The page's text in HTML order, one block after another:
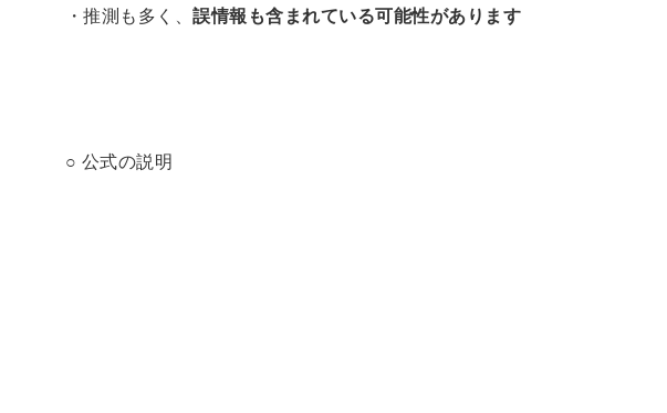
・推測も多く、誤情報も含まれている可能性があります
○ 公式の説明